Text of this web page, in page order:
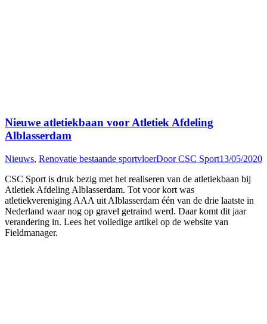
Nieuwe atletiekbaan voor Atletiek Afdeling
Alblasserdam
Nieuws, Renovatie bestaande sportvloerDoorCSC Sport13/05/2020
CSC Sport is druk bezig met het realiseren van de atletiekbaan bij
Atletiek Afdeling Alblasserdam. Tot voor kort was
atletiekvereniging AAA uit Alblasserdam één van de drie laatste in
Nederland waar nog op gravel getraind werd. Daar komt dit jaar
verandering in. Lees het volledige artikel op de website van
Fieldmanager.